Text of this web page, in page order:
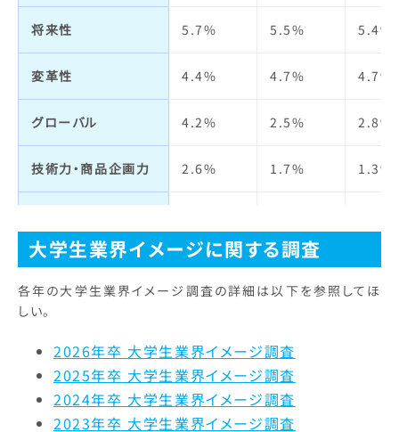
女性の活躍 14.3% 16.7%
福利厚生制度 4.3% 3.4% 3.8%
定着率 9.9% 4.1% 4.2%
人材の質 3.9% 3.9% 4.2%
給与・待遇 7.3% 6.7%
休日・休暇・
12.5% 11.9%
将来性 5.7% 5.5% 5.4%
変革性 4.4% 4.7% 4.7%
グローバル 4.2% 2.5% 2.8%
技術力・商品企画力 2.6% 1.7% 1.3%
ブランドイメージ
ビジネスモデル 3.4% 3.6% 2.6%
社会貢献・
環境への取り組み
1.8% 3.3%
大学生業界イメージに関する調査
各年の大学生業界イメージ調査の詳細は以下を参照してほ
しい。
2026年卒 大学生業界イメージ調査
2025年卒 大学生業界イメージ調査
2024年卒 大学生業界イメージ調査
2023年卒 大学生業界イメージ調査